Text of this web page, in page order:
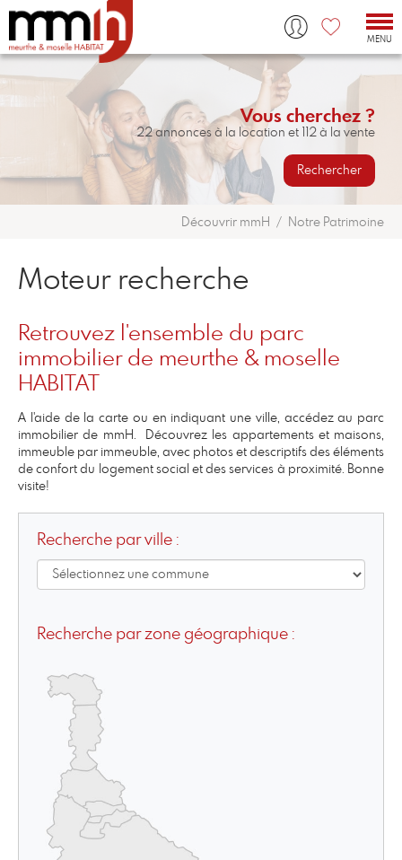
MENU
Vous cherchez ?
22 annonces à la location et 112 à la vente
Rechercher
Découvrir mmH Notre Patrimoine
Moteur recherche
Retrouvez l'ensemble du parc
immobilier de meurthe & moselle
HABITAT
A l'aide de la carte ou en indiquant une ville, accédez au parc
immobilier de mmH. Découvrez les appartements et maisons,
immeuble par immeuble, avec photos et descriptifs des éléments
de confort du logement social et des services à proximité. Bonne
visite!
Recherche par ville :
Recherche par zone géographique :